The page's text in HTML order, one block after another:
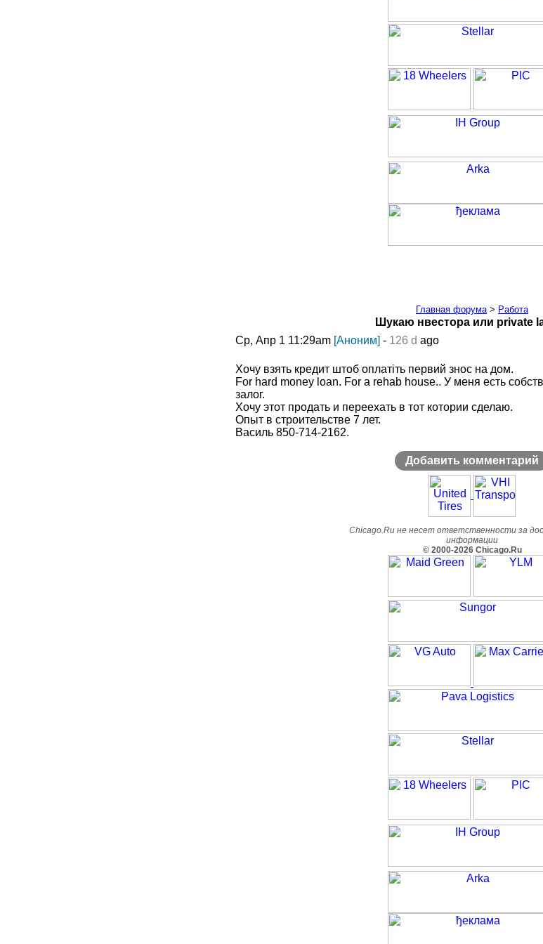
Главная форума> Работа
Шукаю нвестора или private
Ср, Апр 1 11:29am [Аноним] - 126 d ago
Хочу взять кредит штоб оплатіть первий знос на дом.
For hard money loan. For a rehab house.. У меня есть
залог.
Хочу этот продать и переехать в тот котории сделаю.
Опыт в строительстве 7 лет.
Василь 850-714-2162.
Добавить комментарий
Chicago.Ru не несет ответственности за
информации
© 2000-2026 Chicago.Ru